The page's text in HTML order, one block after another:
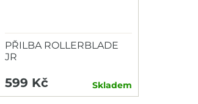
PŘILBA ROLLERBLADE
JR
599 Kč Skladem